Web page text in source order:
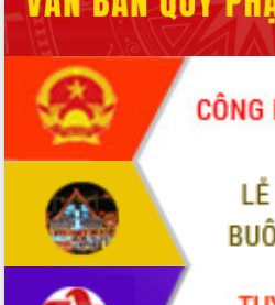
Hội thảo góp ý hồ sơ điều chỉnh quy
hoạch tỉnh Đắk Lắk thời kỳ 2021-2030,
tầm nhìn đến năm 2050
Nâng cao hiệu quả hoạt động của các
doanh nghiệp nhà nước
Hội nghị triển khai kết nối mạng
truyền số liệu chuyên dùng phục vụ cơ
quan Đảng, Nhà nước
Lễ phát động chuỗi hoạt động chung
tay làm sạch môi trường
Xã Ea Kar bước chuyển mình trong
công tác cải cách hành chính mô hình